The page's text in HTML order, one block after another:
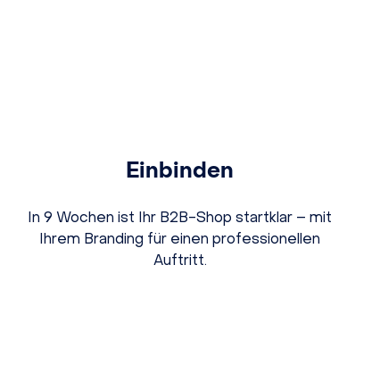
Einbinden
In 9 Wochen ist Ihr B2B-Shop startklar – mit
Ihrem Branding für einen professionellen
Auftritt.